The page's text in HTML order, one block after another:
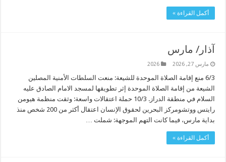
أكمل القراءة »
آذار/ مارس
مارس 27, 2026 2026
6/3 منع إقامة الصلاة الموحدة للشيعة: منعت السلطات الأمنية المصلين
الشيعة من إقامة الصلاة الموحدة إثر تطويقها لمسجد الامام الصادق عليه
السلام في منطقة الدراز. 10/3 حملة اعتقالات واسعة: وثقت منظمة هيومن
رايتس ووتشومركز البحرين لحقوق الإنسان اعتقال أكثر من 200 شخص منذ
بداية مارس، فيما كانت التهم الموجهة: شملت …
أكمل القراءة »